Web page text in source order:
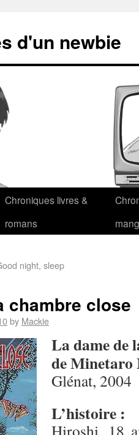
d'un newbie
Chroniques livres &
romans
night, sleep
chambre close
by Mackie
La dame de
de
Glénat, 2004
L’histoire :
Hiroshi, 18